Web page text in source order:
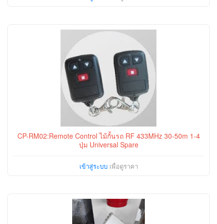
CP-RM02:Remote Control ไม้กั้นรถ RF 433MHz 30-50m 1-4
ปุ่ม Universal Spare
เข้าสู่ระบบเพื่อดูราคา